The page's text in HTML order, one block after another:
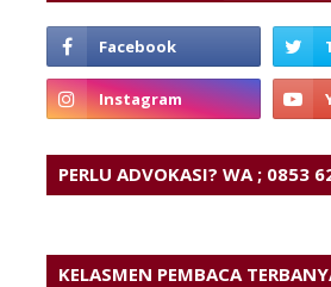
PERLU ADVOKASI? WA ; 0853
KELASMEN PEMBACA